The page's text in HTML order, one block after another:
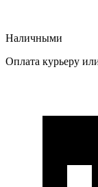
Наличными
Оплата курьеру